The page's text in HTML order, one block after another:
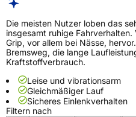
Die meisten Nutzer loben das
insgesamt ruhige
Grip, vor allem bei Nässe,
Bremsweg, die lange
Kraftstoffverbrauch.
Leise und vibrationsarm
Gleichmäßiger Lauf
Sicheres Einlenkverhalten
Filtern nach